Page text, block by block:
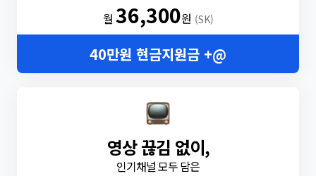
월36,300원 (SK)
40만원 현금지원금 +@
영상 끊김 없이,
인기채널 모두 담은